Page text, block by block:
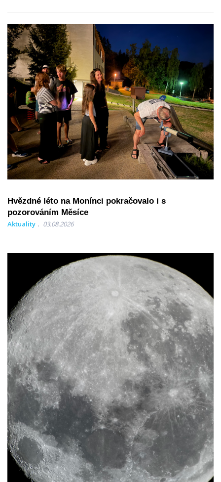
Hvězdné léto na Monínci pokračovalo i s
pozorováním Měsíce
Aktuality 03.08.2026